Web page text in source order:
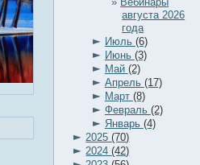
августа 2026
года
► Июль (6)
► Июнь (3)
► Май (2)
► Апрель (17)
► Март (8)
► Февраль (2)
► Январь (4)
► 2025(70)
► 2024(42)